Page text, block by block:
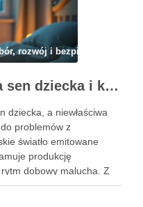
rozwój i bezpieczeństwo
Jak światło wpływa na sen dziecka i kiedy lampka nocna pomaga, a kiedy szkodzi
dziecka, a niewłaściwa
problemów z
światło emitowane
produkcję
dobowy malucha. Z
być pomocna w